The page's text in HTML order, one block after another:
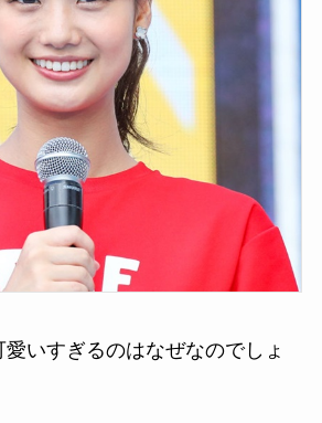
いすぎるのはなぜなのでしょ